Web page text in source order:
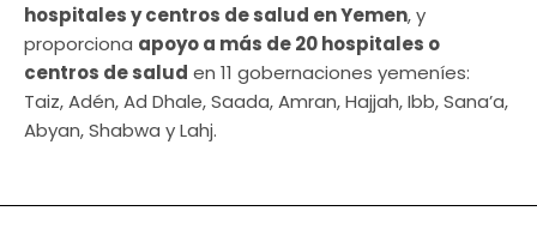
hospitales y centros de salud en Yemen, y
proporciona apoyo a más de 20 hospitales o
centros de salud en 11 gobernaciones yemeníes:
Taiz, Adén, Ad Dhale, Saada, Amran, Hajjah, Ibb, Sana’a,
Abyan, Shabwa y Lahj.